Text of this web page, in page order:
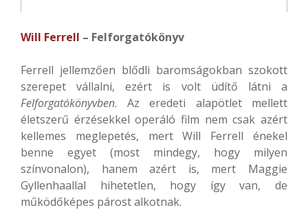
Will Ferrell – Felforgatókönyv
Ferrell jellemzően blődli baromságokban szokott
szerepet vállalni, ezért is volt üdítő látni a
Felforgatókönyvben. Az eredeti alapötlet mellett
életszerű érzésekkel operáló film nem csak azért
kellemes meglepetés, mert Will Ferrell énekel
benne egyet (most mindegy, hogy milyen
színvonalon), hanem azért is, mert Maggie
Gyllenhaallal hihetetlen, hogy így van, de
működőképes párost alkotnak.